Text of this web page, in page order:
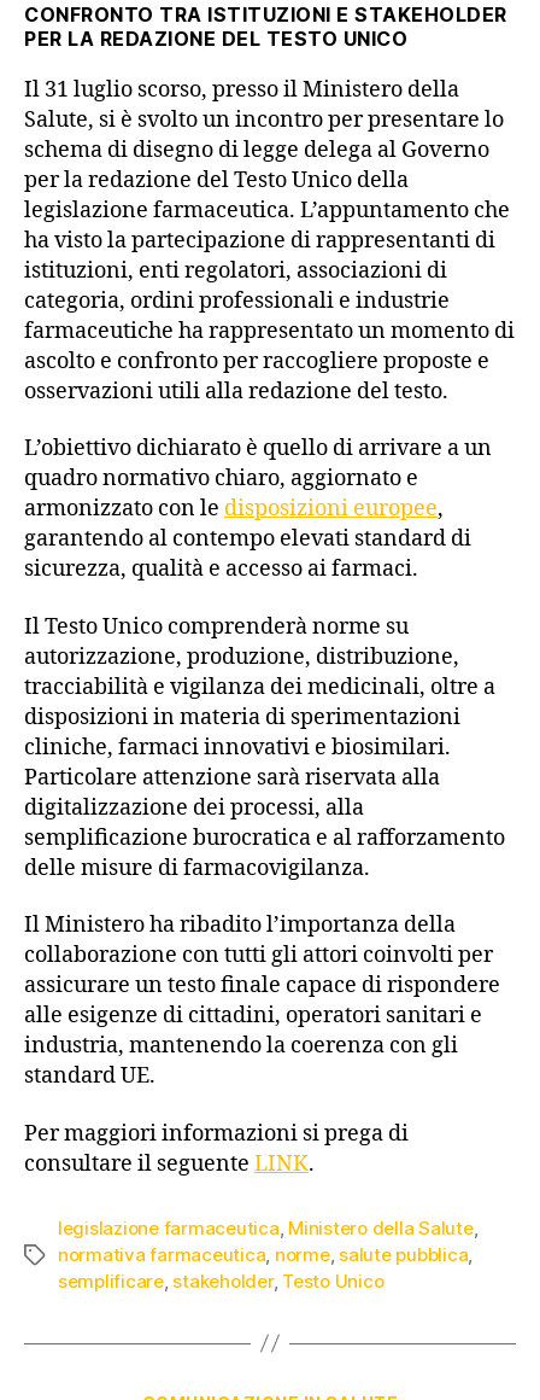
CONFRONTO TRA ISTITUZIONI E STAKEHOLDER
PER LA REDAZIONE DEL TESTO UNICO
Il 31 luglio scorso, presso il Ministero della
Salute, si è svolto un incontro per presentare lo
schema di disegno di legge delega al Governo
per la redazione del Testo Unico della
legislazione farmaceutica. L’appuntamento che
ha visto la partecipazione di rappresentanti di
istituzioni, enti regolatori, associazioni di
categoria, ordini professionali e industrie
farmaceutiche ha rappresentato un momento di
ascolto e confronto per raccogliere proposte e
osservazioni utili alla redazione del testo.
L’obiettivo dichiarato è quello di arrivare a un
quadro normativo chiaro, aggiornato e
armonizzato con le disposizioni europee,
garantendo al contempo elevati standard di
sicurezza, qualità e accesso ai farmaci.
Il Testo Unico comprenderà norme su
autorizzazione, produzione, distribuzione,
tracciabilità e vigilanza dei medicinali, oltre a
disposizioni in materia di sperimentazioni
cliniche, farmaci innovativi e biosimilari.
Particolare attenzione sarà riservata alla
digitalizzazione dei processi, alla
semplificazione burocratica e al rafforzamento
delle misure di farmacovigilanza.
Il Ministero ha ribadito l’importanza della
collaborazione con tutti gli attori coinvolti per
assicurare un testo finale capace di rispondere
alle esigenze di cittadini, operatori sanitari e
industria, mantenendo la coerenza con gli
standard UE.
Per maggiori informazioni si prega di
consultare il seguente LINK.
legislazione farmaceutica Ministero della Salute,
normativa farmaceutica norme, salute pubblica
semplificare, stakeholder, Testo Unico